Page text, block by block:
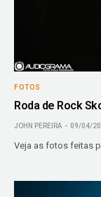
FOTOS
Roda de Rock
JOHN PEREIRA 09/04/
Veja as fotos feitas